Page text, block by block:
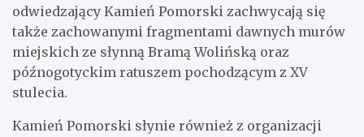
odwiedzający Kamień Pomorski zachwycają się
także zachowanymi fragmentami dawnych murów
miejskich ze słynną Bramą Wolińską oraz
późnogotyckim ratuszem pochodzącym z XV
stulecia.
Kamień Pomorski słynie również z organizacji